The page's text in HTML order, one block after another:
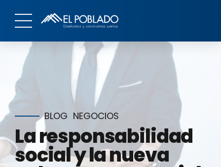
BLOG NEGOCIOS
La responsabilidad
social y la nueva